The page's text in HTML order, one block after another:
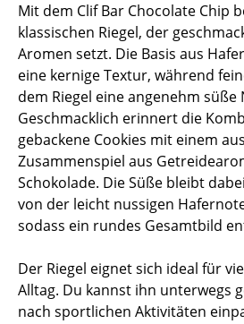
Mit dem Clif Bar Chocolate Chip
klassischen Riegel, der
Aromen setzt. Die Basis aus
eine kernige Textur, während
dem Riegel eine angenehm süße
Geschmacklich erinnert die
gebackene Cookies mit einem
Zusammenspiel aus
Schokolade. Die Süße bleibt
von der leicht nussigen
sodass ein rundes Gesamtbild
Der Riegel eignet sich ideal für
Alltag. Du kannst ihn unterwegs
nach sportlichen Aktivitäten